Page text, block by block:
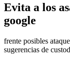
Evita a los
google
frente posibles
sugerencias de